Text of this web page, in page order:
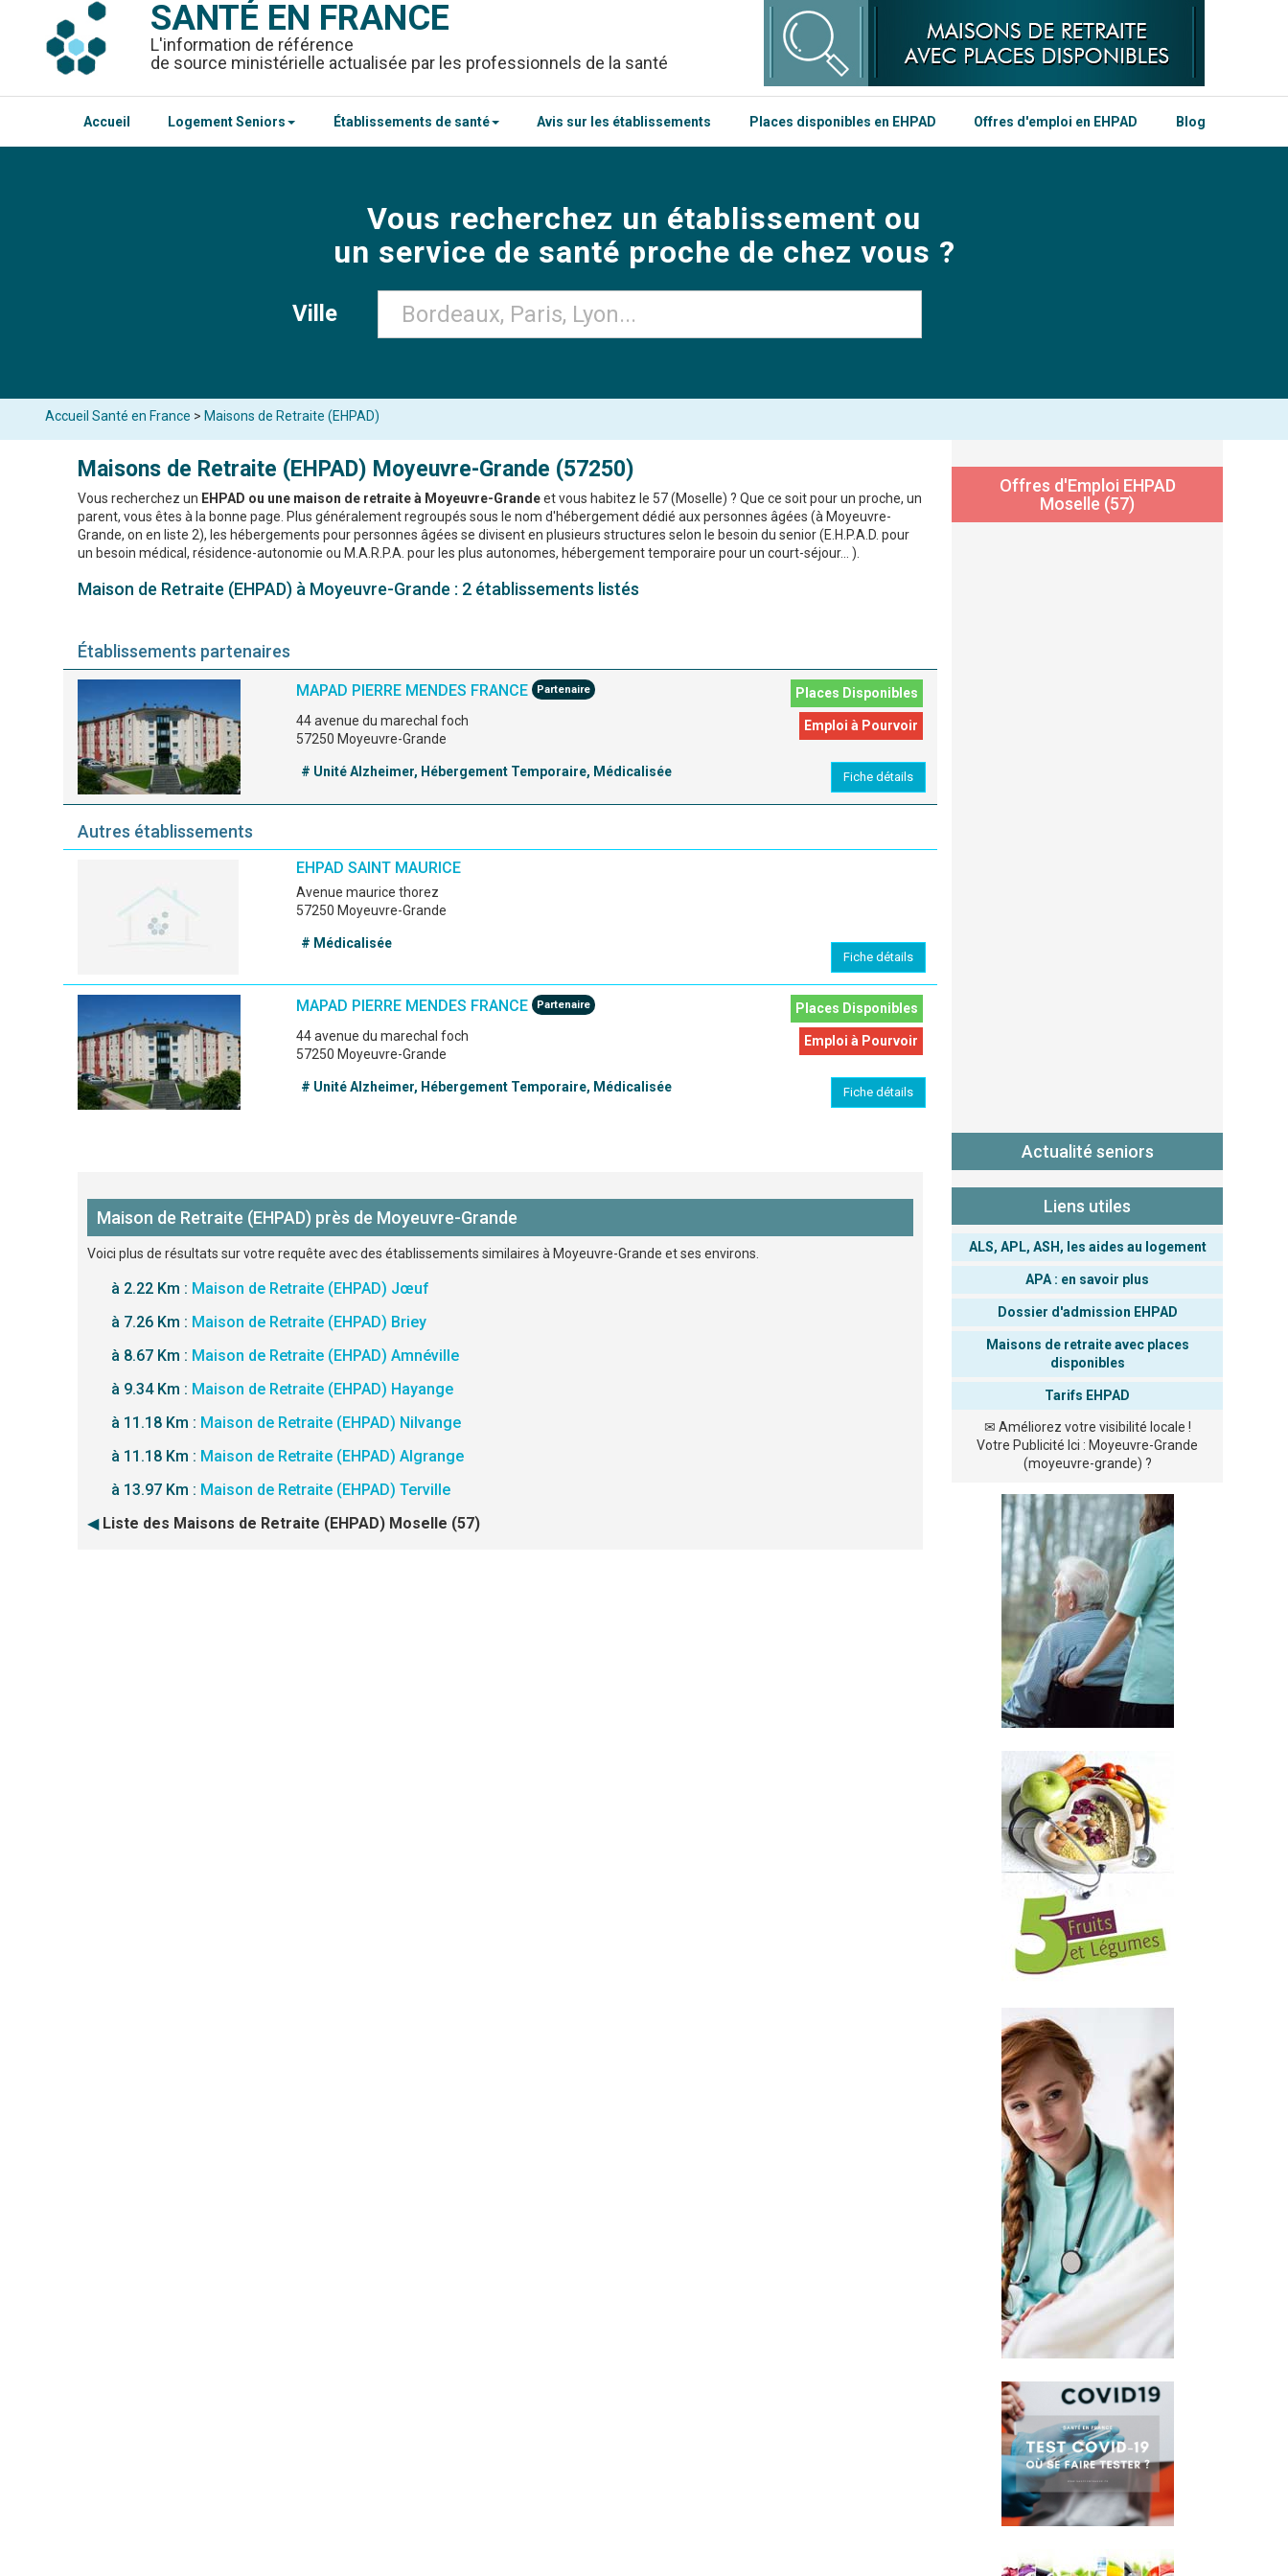
SANTÉ EN FRANCE
L'information de référence
de source ministérielle actualisée par les professionnels de la santé
Accueil Logement Seniors Établissements de santé Avis sur les établissements Places disponibles en EHPAD Offres d'emploi en EHPAD Blog
Vous recherchez un établissement ou
un service de santé proche de chez vous ?
Ville
Accueil Santé en France > Maisons de Retraite (EHPAD)
Maisons de Retraite (EHPAD) Moyeuvre-Grande (57250)
Vous recherchez un EHPAD ou une maison de retraite à Moyeuvre-Grandeet vous habitez le 57 (Moselle) ? Que ce soit pour un proche, un
parent, vous êtes à la bonne page. Plus généralement regroupés sous le nom d'hébergement dédié aux personnes âgées (à Moyeuvre-
Grande, on en liste 2), les hébergements pour personnes âgées se divisent en plusieurs structures selon le besoin du senior (E.H.P.A.D. pour
un besoin médical, résidence-autonomie ou M.A.R.P.A. pour les plus autonomes, hébergement temporaire pour un court-séjour... ).
Maison de Retraite (EHPAD) à Moyeuvre-Grande : 2 établissements listés
Établissements partenaires
MAPAD PIERRE MENDES FRANCE Partenaire
44 avenue du marechal foch
57250 Moyeuvre-Grande
# Unité Alzheimer, Hébergement Temporaire, Médicalisée
Places Disponibles
Emploi à Pourvoir
Fiche détails
Autres établissements
EHPAD SAINT MAURICE
avenue maurice thorez
57250 Moyeuvre-Grande
# Médicalisée
Fiche détails
MAPAD PIERRE MENDES FRANCE Partenaire
44 avenue du marechal foch
57250 Moyeuvre-Grande
# Unité Alzheimer, Hébergement Temporaire, Médicalisée
Places Disponibles
Emploi à Pourvoir
Fiche détails
Maison de Retraite (EHPAD) près de Moyeuvre-Grande
Voici plus de résultats sur votre requête avec des établissements similaires à Moyeuvre-Grande et ses environs.
à 2.22 Km : Maison de Retraite (EHPAD) Jœuf
à 7.26 Km : Maison de Retraite (EHPAD) Briey
à 8.67 Km : Maison de Retraite (EHPAD) Amnéville
à 9.34 Km : Maison de Retraite (EHPAD) Hayange
à 11.18 Km : Maison de Retraite (EHPAD) Nilvange
à 11.18 Km : Maison de Retraite (EHPAD) Algrange
à 13.97 Km : Maison de Retraite (EHPAD) Terville
◀ Liste des Maisons de Retraite (EHPAD) Moselle (57)
Offres d'Emploi EHPAD
Moselle (57)
Actualité seniors
Liens utiles
ALS, APL, ASH, les aides au logement
APA : en savoir plus
Dossier d'admission EHPAD
Maisons de retraite avec places
disponibles
Tarifs EHPAD
✉ Améliorez votre visibilité locale !
Votre Publicité Ici : Moyeuvre-Grande
(moyeuvre-grande) ?